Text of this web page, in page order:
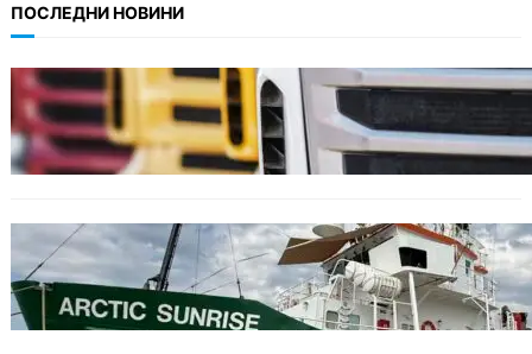
ПОСЛЕДНИ НОВИНИ
БЪЛГАРИЯ
Нови ограничения за камионите над 12
тона по ключови пътища през август
БЪЛГАРИЯ
Корабът на „Грийнпийс“ пристигна във
Варна с кампания за опазване на Черно
море